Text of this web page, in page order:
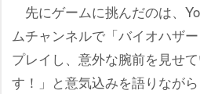
先にゲームに挑んだのは、
ムチャンネルで「バイオハザ
プレイし、意外な腕前を見せ
す！」と意気込みを語りなが